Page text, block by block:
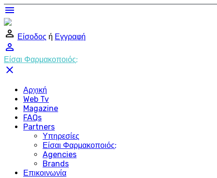
menu
perm_identity Είσοδος ή Εγγραφή
perm_identity
Είσαι Φαρμακοποιός;
close
Αρχική
Web Tv
Magazine
FAQs
Partners
Υπηρεσίες
Είσαι Φαρμακοποιός;
Agencies
Brands
Επικοινωνία